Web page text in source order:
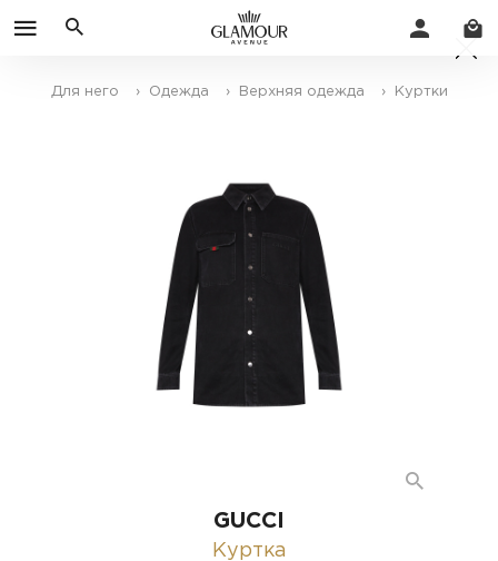
Для него › Одежда › Верхняя одежда › Куртки
GUCCI
Куртка